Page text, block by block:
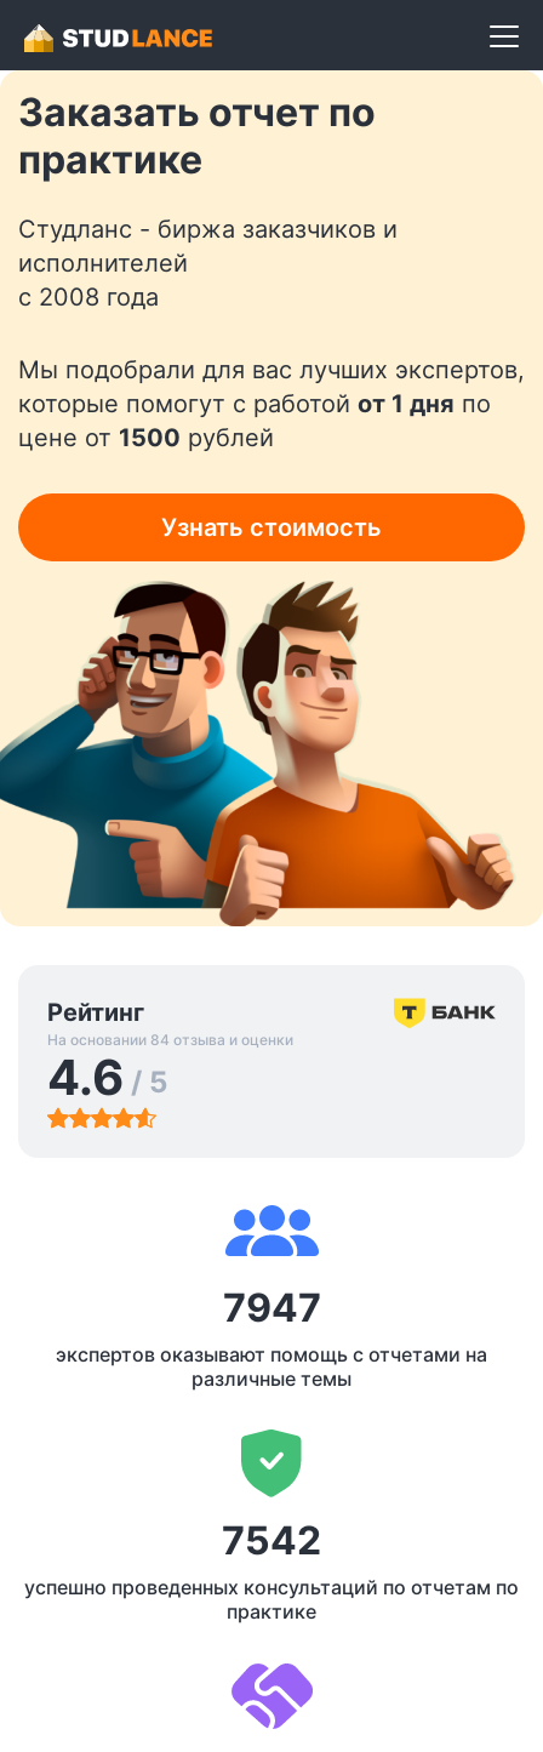
Заказать отчет по
практике
Студланс - биржа заказчиков и
исполнителей
с 2008 года
Мы подобрали для вас лучших экспертов,
которые помогут с работой от 1 дня по
цене от 1500 рублей
Узнать стоимость
Рейтинг
На основании 84 отзыва и оценки
4.6 / 5
7947
экспертов оказывают помощь с отчетами на
различные темы
7542
успешно проведенных консультаций по отчетам по
практике